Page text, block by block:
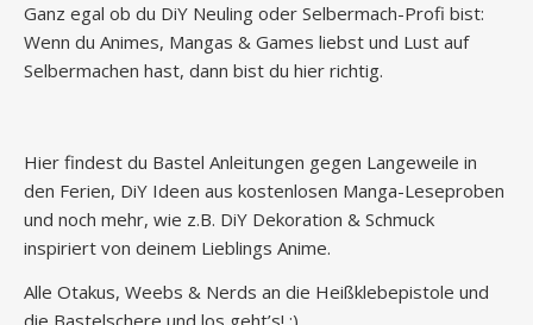
Ganz egal ob du DiY Neuling oder Selbermach-Profi bist:
Wenn du Animes, Mangas & Games liebst und Lust auf
Selbermachen hast, dann bist du hier richtig.
Hier findest du Bastel Anleitungen gegen Langeweile in
den Ferien, DiY Ideen aus kostenlosen Manga-Leseproben
und noch mehr, wie z.B. DiY Dekoration & Schmuck
inspiriert von deinem Lieblings Anime.
Alle Otakus, Weebs & Nerds an die Heißklebepistole und
die Bastelschere und los geht’s! :)